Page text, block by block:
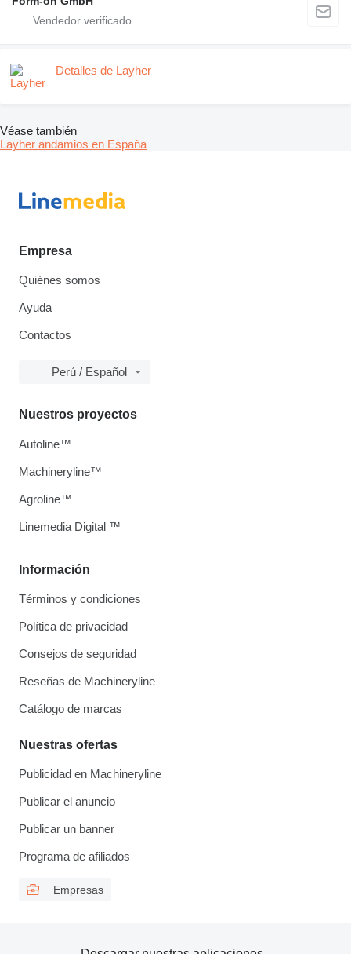
Detalles de Layher
Véase también
Layher andamios en España
Empresa
Quiénes somos
Ayuda
Contactos
Perú / Español
Información
Términos y condiciones
Política de privacidad
Consejos de seguridad
Reseñas de Machineryline
Catálogo de marcas
Nuestras ofertas
Publicidad en Machineryline
Publicar el anuncio
Publicar un banner
Programa de afiliados
Empresas
Nuestros proyectos
Autoline™
Machineryline™
Agroline™
Linemedia Digital ™